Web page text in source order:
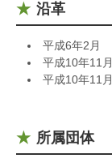
沿革
平成6年2月
平成10年11
平成10年11
所属団体